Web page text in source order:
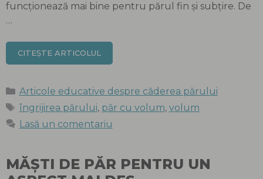
funcționează mai bine pentru părul fin și subțire. De
…
CITEȘTE ARTICOLUL
Categorii
Articole educative despre căderea părului
Etichete
îngrijirea părului, păr cu volum, volum
Lasă un comentariu
MĂȘTI DE PĂR PENTRU UN